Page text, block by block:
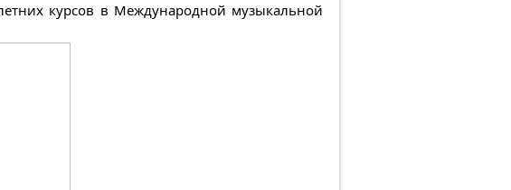
курсов в Международной музыкальной